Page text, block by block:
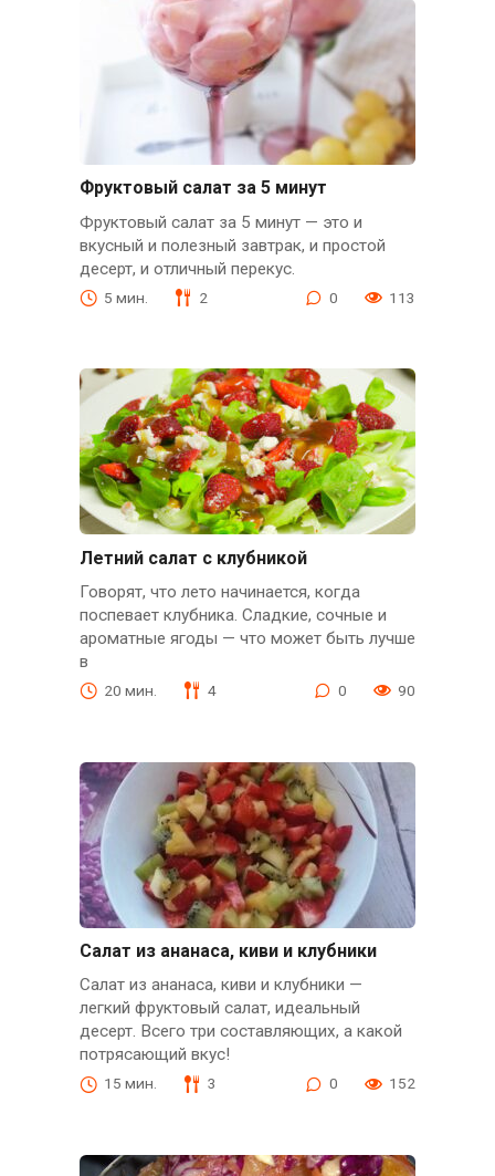
Фруктовый салат за 5 минут
Фруктовый салат за 5 минут — это и
вкусный и полезный завтрак, и простой
десерт, и отличный перекус.
5 мин. 2 0 113
Летний салат с клубникой
Говорят, что лето начинается, когда
поспевает клубника. Сладкие, сочные и
ароматные ягоды — что может быть лучше
в
20 мин. 4 0 90
Салат из ананаса, киви и клубники
Салат из ананаса, киви и клубники —
легкий фруктовый салат, идеальный
десерт. Всего три составляющих, а какой
потрясающий вкус!
15 мин. 3 0 152